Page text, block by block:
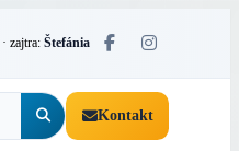
· zajtra: Štefánia
Kontakt